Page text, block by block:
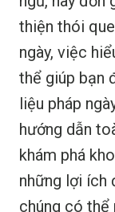
thiện thói
ngày, việc
thể giúp bạn
liệu pháp
hướng dẫn
khám phá
những lợi ích
chúng có thể